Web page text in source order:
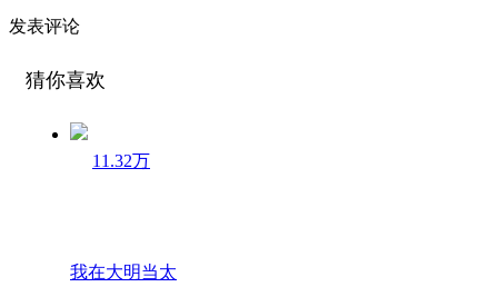
发表评论
猜你喜欢
11.32万
我在大明当太